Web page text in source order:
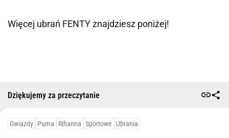
Więcej ubrań FENTY znajdziesz poniżej!
Dziękujemy za przeczytanie
Gwiazdy Puma Rihanna Sportowe Ubrania